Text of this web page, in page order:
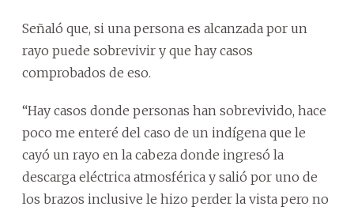
Señaló que, si una persona es alcanzada por un
rayo puede sobrevivir y que hay casos
comprobados de eso.
“Hay casos donde personas han sobrevivido, hace
poco me enteré del caso de un indígena que le
cayó un rayo en la cabeza donde ingresó la
descarga eléctrica atmosférica y salió por uno de
los brazos inclusive le hizo perder la vista pero no